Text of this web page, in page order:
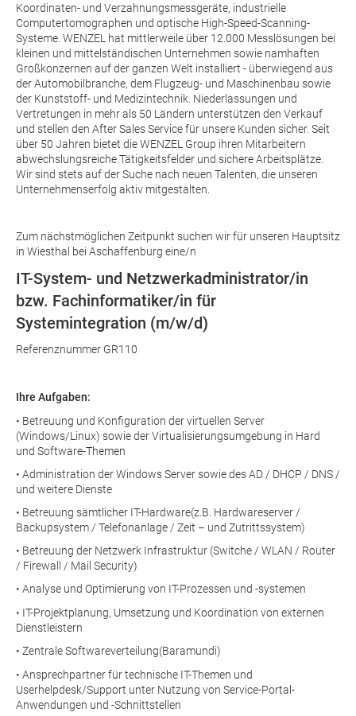
Koordinaten- und Verzahnungsmessgeräte, industrielle
Computertomographen und optische High-Speed-Scanning-
Systeme. WENZEL hat mittlerweile über 12.000 Messlösungen bei
kleinen und mittelständischen Unternehmen sowie namhaften
Großkonzernen auf der ganzen Welt installiert - überwiegend aus
der Automobilbranche, dem Flugzeug- und Maschinenbau sowie
der Kunststoff- und Medizintechnik. Niederlassungen und
Vertretungen in mehr als 50 Ländern unterstützen den Verkauf
und stellen den After Sales Service für unsere Kunden sicher. Seit
über 50 Jahren bietet die WENZEL Group ihren Mitarbeitern
abwechslungsreiche Tätigkeitsfelder und sichere Arbeitsplätze.
Wir sind stets auf der Suche nach neuen Talenten, die unseren
Unternehmenserfolg aktiv mitgestalten.
Zum nächstmöglichen Zeitpunkt suchen wir für unseren Hauptsitz
in Wiesthal bei Aschaffenburg eine/n
IT-System- und Netzwerkadministrator/in
bzw. Fachinformatiker/in für
Systemintegration (m/w/d)
Referenznummer GR110
Ihre Aufgaben:
• Betreuung und Konfiguration der virtuellen Server
(Windows/Linux) sowie der Virtualisierungsumgebung in Hard
und Software-Themen
• Administration der Windows Server sowie des AD / DHCP / DNS /
und weitere Dienste
• Betreuung sämtlicher IT-Hardware(z.B. Hardwareserver /
Backupsystem / Telefonanlage / Zeit – und Zutrittssystem)
• Betreuung der Netzwerk Infrastruktur (Switche / WLAN / Router
/ Firewall / Mail Security)
• Analyse und Optimierung von IT-Prozessen und -systemen
• IT-Projektplanung, Umsetzung und Koordination von externen
Dienstleistern
• Zentrale Softwareverteilung(Baramundi)
• Ansprechpartner für technische IT-Themen und
Userhelpdesk/Support unter Nutzung von Service-Portal-
Anwendungen und -Schnittstellen